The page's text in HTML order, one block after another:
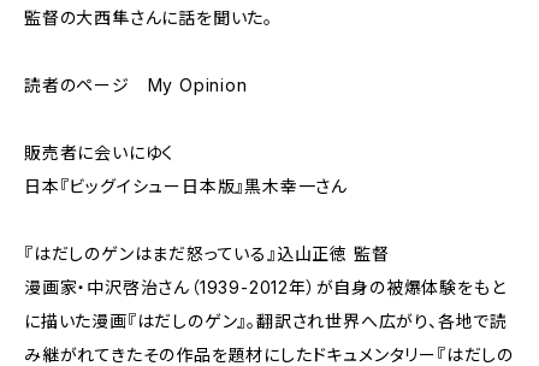
監督の大西隼さんに話を聞いた。
読者のページ My Opinion
販売者に会いにゆく
日本『ビッグイシュー日本版』黒木幸一さん
『はだしのゲンはまだ怒っている』込山正徳 監督
漫画家・中沢啓治さん（1939-2012年）が自身の被爆体験をもと
に描いた漫画『はだしのゲン』。翻訳され世界へ広がり、各地で読
み継がれてきたその作品を題材にしたドキュメンタリー『はだしの